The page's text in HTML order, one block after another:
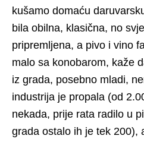
kušamo domaću
bila obilna, klasična, no
pripremljena, a pivo i vino
malo sa konobarom, kaže
iz grada, posebno mladi,
industrija je propala (od
nekada, prije rata radilo u
grada ostalo ih je tek 200),